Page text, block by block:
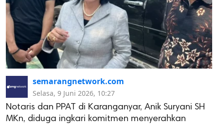
semarangnetwork.com
Selasa, 9 Juni 2026, 10:27
Notaris dan PPAT di Karanganyar, Anik Suryani SH
MKn, diduga ingkari komitmen menyerahkan